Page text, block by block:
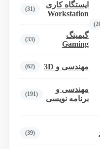
ایستگاه کاری
Workstation
(31)
گیمینگ
Gaming
(33)
مهندسی و 3D (62)
مهندسی و
برنامه نویسی
(191)
(39)